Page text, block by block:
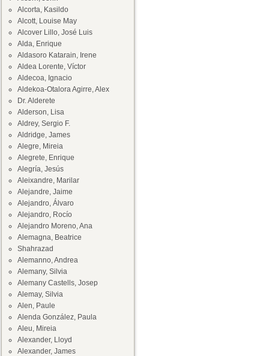
Alcorta, Kasildo
Alcott, Louise May
Alcover Lillo, José Luis
Alda, Enrique
Aldasoro Katarain, Irene
Aldea Lorente, Víctor
Aldecoa, Ignacio
Aldekoa-Otalora Agirre, Alex
Dr. Alderete
Alderson, Lisa
Aldrey, Sergio F.
Aldridge, James
Alegre, Mireia
Alegrete, Enrique
Alegría, Jesús
Aleixandre, Marilar
Alejandre, Jaime
Alejandro, Álvaro
Alejandro, Rocío
Alejandro Moreno, Ana
Alemagna, Beatrice
Shahrazad
Alemanno, Andrea
Alemany, Silvia
Alemany Castells, Josep
Alemay, Silvia
Alen, Paule
Alenda González, Paula
Aleu, Mireia
Alexander, Lloyd
Alexander, James